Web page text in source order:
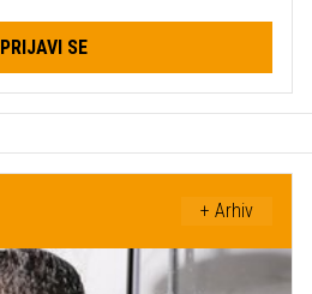
PRIJAVI SE
+ Arhiv